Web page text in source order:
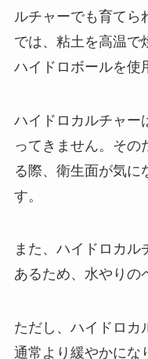
ルチャーでも育てら
では、粘土を高温で
ハイドロボールを使
ハイドロカルチャー
ってきません。その
る際、衛生面が気に
す。
また、ハイドロカル
あるため、水やりの
ただし、ハイドロカ
通常より緩やかにな